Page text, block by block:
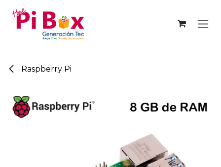
Raspberry Pi